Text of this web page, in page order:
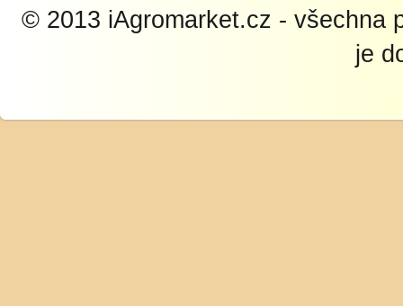
© 2013 iAgromarket.cz - všechna
je